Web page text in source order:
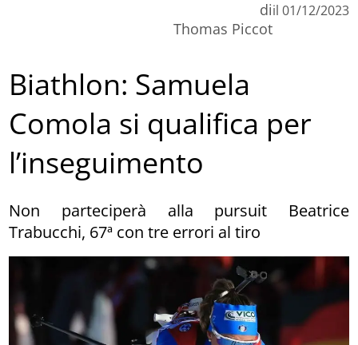
di
Thomas Piccot
il 01/12/2023
Biathlon: Samuela
Comola si qualifica per
l’inseguimento
Non parteciperà alla pursuit Beatrice
Trabucchi, 67ª con tre errori al tiro